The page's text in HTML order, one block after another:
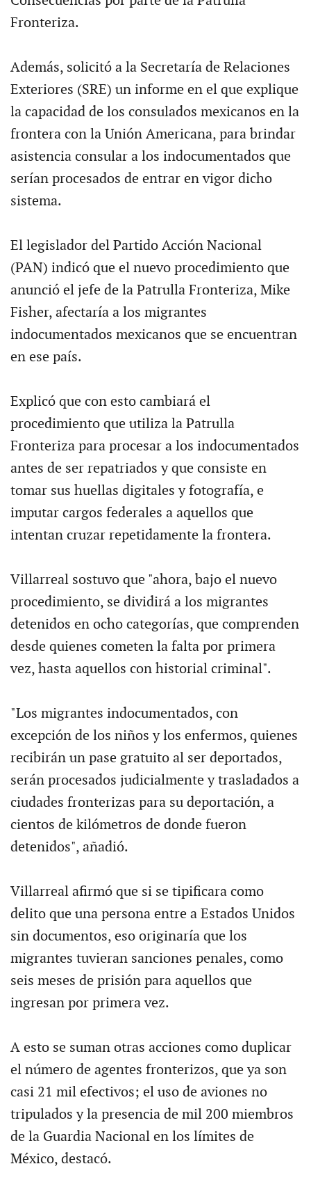
Fronteriza.
Además, solicitó a la Secretaría de Relaciones
Exteriores (SRE) un informe en el que explique
la capacidad de los consulados mexicanos en la
frontera con la Unión Americana, para brindar
asistencia consular a los indocumentados que
serían procesados de entrar en vigor dicho
sistema.
El legislador del Partido Acción Nacional
(PAN) indicó que el nuevo procedimiento que
anunció el jefe de la Patrulla Fronteriza, Mike
Fisher, afectaría a los migrantes
indocumentados mexicanos que se encuentran
en ese país.
Explicó que con esto cambiará el
procedimiento que utiliza la Patrulla
Fronteriza para procesar a los indocumentados
antes de ser repatriados y que consiste en
tomar sus huellas digitales y fotografía, e
imputar cargos federales a aquellos que
intentan cruzar repetidamente la frontera.
Villarreal sostuvo que "ahora, bajo el nuevo
procedimiento, se dividirá a los migrantes
detenidos en ocho categorías, que comprenden
desde quienes cometen la falta por primera
vez, hasta aquellos con historial criminal".
"Los migrantes indocumentados, con
excepción de los niños y los enfermos, quienes
recibirán un pase gratuito al ser deportados,
serán procesados judicialmente y trasladados a
ciudades fronterizas para su deportación, a
cientos de kilómetros de donde fueron
detenidos", añadió.
Villarreal afirmó que si se tipificara como
delito que una persona entre a Estados Unidos
sin documentos, eso originaría que los
migrantes tuvieran sanciones penales, como
seis meses de prisión para aquellos que
ingresan por primera vez.
A esto se suman otras acciones como duplicar
el número de agentes fronterizos, que ya son
casi 21 mil efectivos; el uso de aviones no
tripulados y la presencia de mil 200 miembros
de la Guardia Nacional en los límites de
México, destacó.